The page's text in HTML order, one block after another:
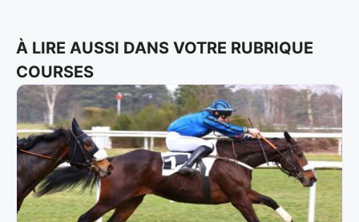
À LIRE AUSSI DANS VOTRE RUBRIQUE
COURSES